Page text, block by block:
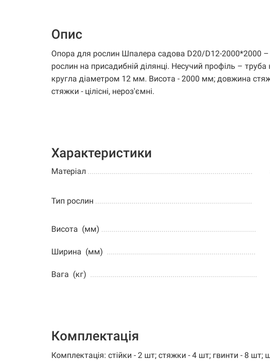
Опис
Опора для рослин Шпалера садова D20/D12-2000*2000 –
рослин на присадибній ділянці. Несучий профіль –
кругла діаметром 12 мм. Висота - 2000 мм; довжина
стяжки - цілісні, нероз'ємні.
Характеристики
Матеріал ..................................................................................
Тип рослин ..............................................................................
Висота (мм) .............................................................................
Ширина (мм) ..........................................................................
Вага (кг) ...................................................................................
Комплектація
Комплектація: стійки - 2 шт; стяжки - 4 шт; гвинти - 8